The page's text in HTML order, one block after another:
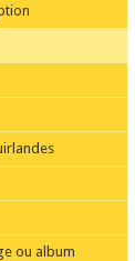
ou album